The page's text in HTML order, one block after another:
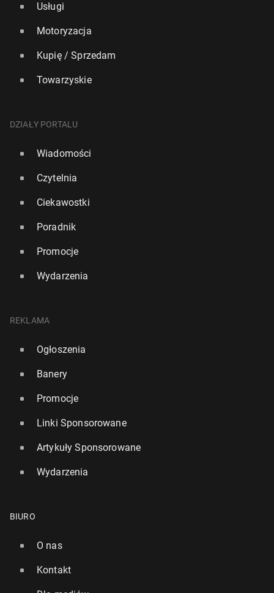
Usługi
Motoryzacja
Kupię / Sprzedam
Towarzyskie
DZIAŁY PORTALU
Wiadomości
Czytelnia
Ciekawostki
Poradnik
Promocje
Wydarzenia
REKLAMA
Ogłoszenia
Banery
Promocje
Linki Sponsorowane
Artykuły Sponsorowane
Wydarzenia
BIURO
O nas
Kontakt